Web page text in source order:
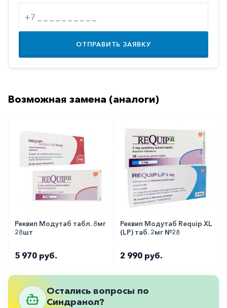
Противогрибковые
Противоопухолевые
Противоподагрические
Противорвотные
Прочее
Сосудистые
Тромбозы
Урология
нос
Щитовидная
железа
ОТПРАВИТЬ ЗАЯВКУ
Возможная замена (аналоги)
Реквип Модутаб табл. 8мг
28шт
5 970 руб.
Реквип Модутаб Requip XL
(LP) таб. 2мг №28
2 990 руб.
Остались вопросы по
Синдранол?